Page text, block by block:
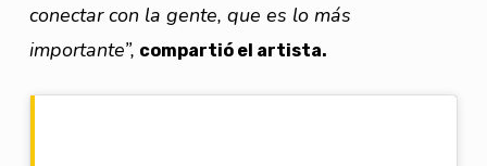
conectar con la gente, que es lo más
importante”, compartió el artista.